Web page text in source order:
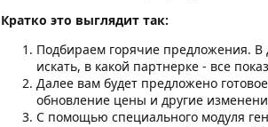
Кратко это выглядит так:
Подбираем горячие предложения. В
искать, в какой партнерке - все
Далее вам будет предложено
обновление цены и другие
С помощью специального модуля